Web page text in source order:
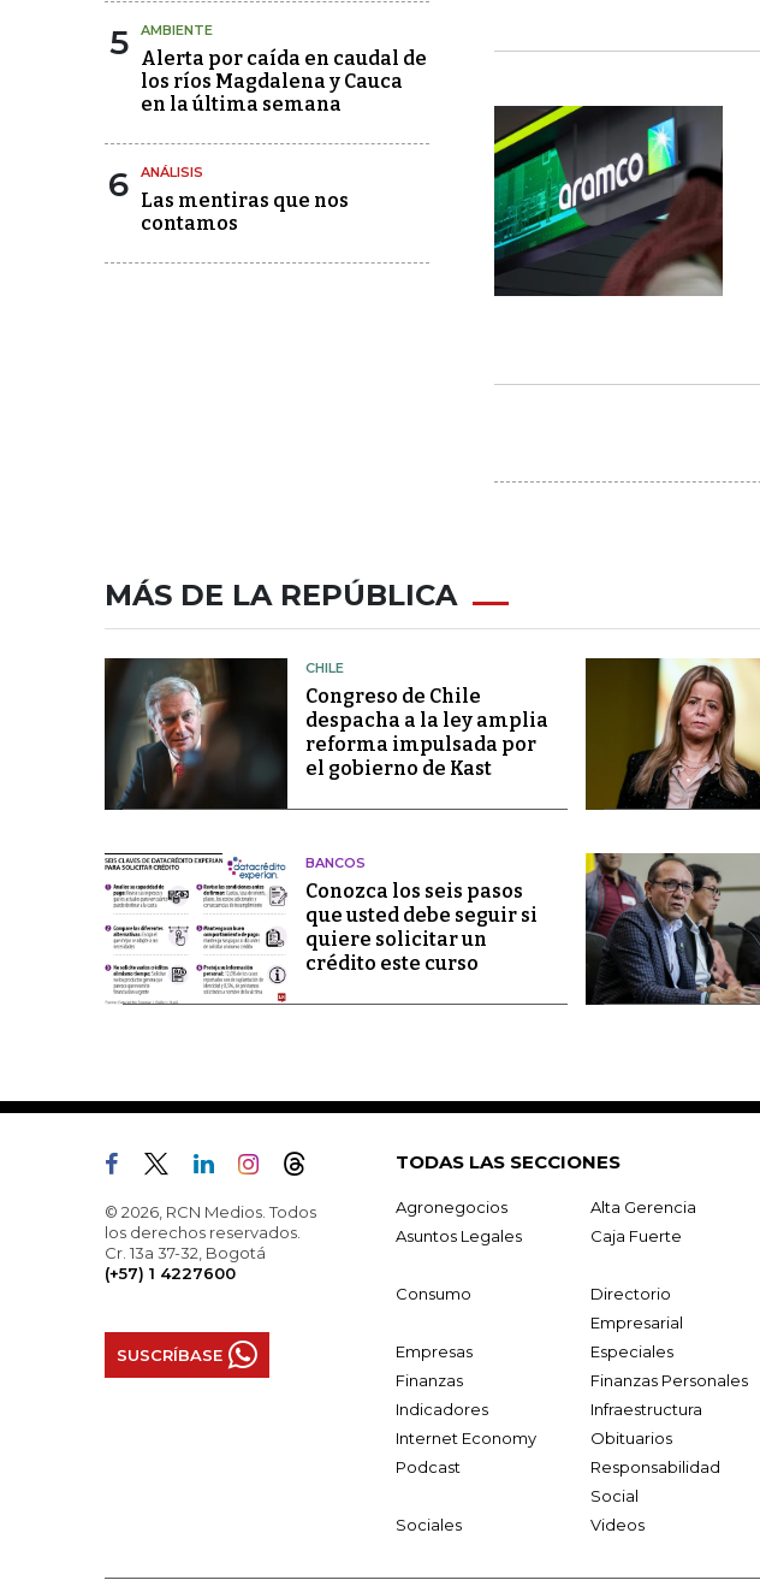
5 AMBIENTE
Alerta por caída en caudal de
los ríos Magdalena y Cauca
en la última semana
6 ANÁLISIS
Las mentiras que nos
contamos
MÁS DE LA REPÚBLICA
CHILE
Congreso de Chile
despacha a la ley amplia
reforma impulsada por
el gobierno de Kast
BANCOS
Conozca los seis pasos
que usted debe seguir si
quiere solicitar un
crédito este curso
© 2026, RCN Medios. Todos
los derechos reservados.
Cr. 13a 37-32, Bogotá
(+57) 1 4227600
SUSCRÍBASE
TODAS LAS SECCIONES
Agronegocios Alta Gerencia
Asuntos Legales
Caja Fuerte
Consumo
Directorio
Empresarial
Empresas Especiales
Finanzas
Finanzas Personales
Indicadores
Infraestructura
Internet Economy
Obituarios
Podcast
Responsabilidad
Social
Sociales Videos